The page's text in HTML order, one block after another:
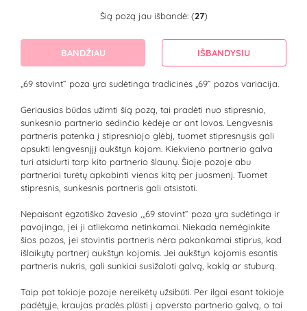
Šią pozą jau išbandė: (27)
BANDŽIAU IŠBANDYSIU
„69 stovint“ poza yra sudėtinga tradicinės „69“ pozos variacija.
Geriausias būdas užimti šią pozą, tai pradėti nuo stipresnio,
sunkesnio partnerio sėdinčio kėdėje ar ant lovos. Lengvesnis
partneris patenka į stipresniojo glėbį, tuomet stipresnysis gali
apsukti lengvesnįjį aukštyn kojom. Kiekvieno partnerio galva
turi atsidurti tarp kito partnerio šlaunų. Šioje pozoje abu
partneriai turėtų apkabinti vienas kitą per juosmenį. Tuomet
stipresnis, sunkesnis partneris gali atsistoti.
Nepaisant egzotiško žavesio ,„69 stovint“ poza yra sudėtinga ir
pavojinga, jei ji atliekama netinkamai. Niekada nemėginkite
šios pozos, jei stovintis partneris nėra pakankamai stiprus, kad
išlaikytų partnerį aukštyn kojomis. Jei aukštyn kojomis esantis
partneris nukris, gali sunkiai susižaloti galvą, kaklą ar stuburą.
Taip pat tokioje pozoje nereikėtų užsibūti. Per ilgai esant tokioje
padėtyje, kraujas pradės plūsti į apversto partnerio galvą, o tai